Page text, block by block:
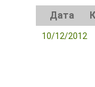
Дата
10/12/2012